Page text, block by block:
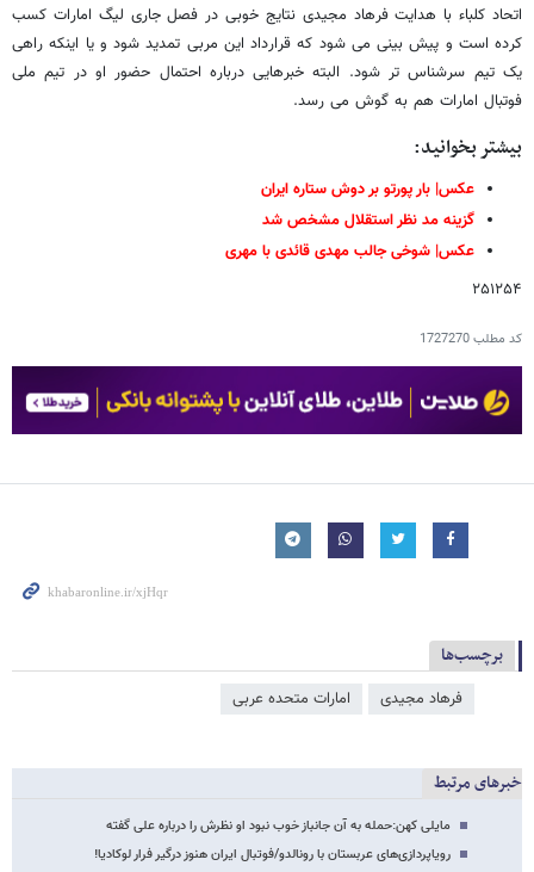
اتحاد کلباء با هدایت فرهاد مجیدی نتایج خوبی در فصل جاری لیگ امارات کسب
کرده است و پیش بینی می شود که قرارداد این مربی تمدید شود و یا اینکه راهی
یک تیم سرشناس تر شود. البته خبرهایی درباره احتمال حضور او در تیم ملی
فوتبال امارات هم به گوش می رسد.
بیشتر بخوانید:
عکس| بار پورتو بر دوش ستاره ایران
گزینه مد نظر استقلال مشخص شد
عکس| شوخی جالب مهدی قائدی با مهری
۲۵۱۲۵۴
کد مطلب1727270
برچسب‌ها
فرهاد مجیدی امارات متحده عربی
خبرهای مرتبط
مایلی کهن:حمله به آن جانباز خوب نبود او نظرش را درباره علی گفته
رویاپردازی‌های عربستان با رونالدو/فوتبال ایران هنوز درگیر فرار لوکادیا!